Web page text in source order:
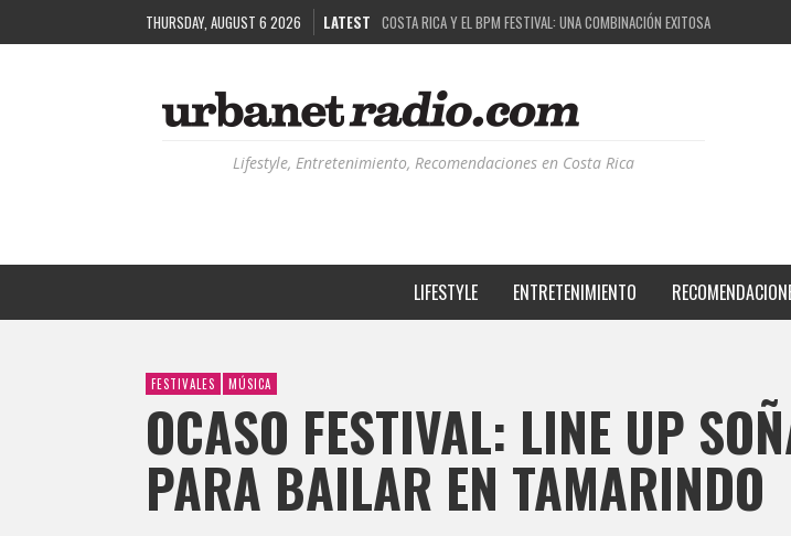
THURSDAY, AUGUST 6 2026 LATEST COSTA RICA Y EL BPM FESTIVAL: UNA COMBINACIÓN EXITOSA
RUTAS NATURBANAS: EL PROYECTO QUE ESTÁ TRANSFORMANDO LA
RECORDANDO LA EXPERIENCIA BPM: UN REVIEW DE LA PRIMERA EDICIÓN
Lifestyle, Entretenimiento, Recomendaciones en Costa Rica
LIFESTYLE ENTRETENIMIENTO
FESTIVALES MÚSICA
OCASO FESTIVAL: LINE UP
PARA BAILAR EN TAMARINDO